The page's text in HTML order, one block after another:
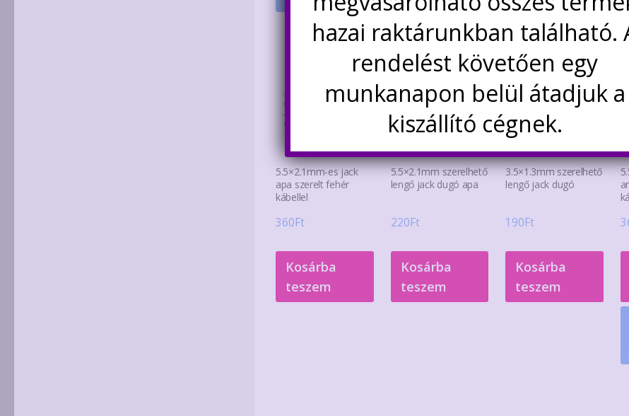
5.5×2.1mm-es jack
apa szerelt fehér
kábellel
360Ft
Kosárba
teszem
5.5×2.1mm szerelhető
lengő jack dugó apa
220Ft
Kosárba
teszem
3.5×1.3mm szerelhető
lengő jack dugó
190Ft
Kosárba
teszem
hazai raktárunkban található.
rendelést követően egy
munkanapon belül átadjuk a
kiszállító cégnek.